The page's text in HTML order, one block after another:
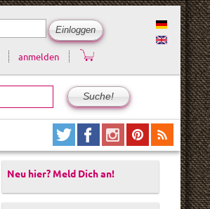
anmelden
Neu hier? Meld Dich an!